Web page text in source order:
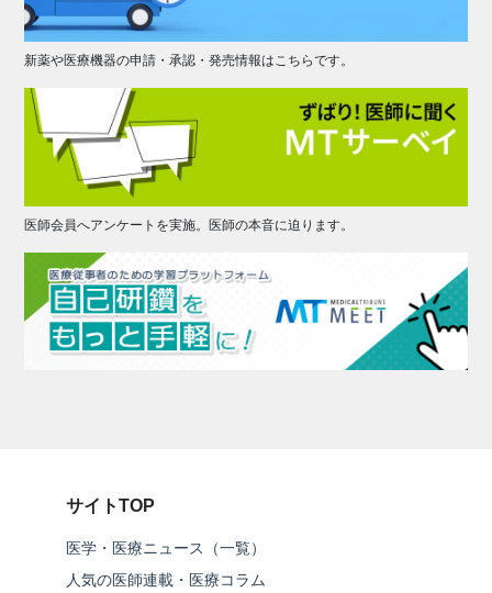
新薬や医療機器の申請・承認・発売情報はこちらです。
医師会員へアンケートを実施。医師の本音に迫ります。
サイトTOP
医学・医療ニュース（一覧）
人気の医師連載・医療コラム